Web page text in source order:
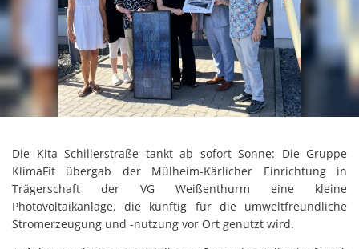
Die Kita Schillerstraße tankt ab sofort Sonne: Die Gruppe
KlimaFit übergab der Mülheim-Kärlicher Einrichtung in
Trägerschaft der VG Weißenthurm eine kleine
Photovoltaikanlage, die künftig für die umweltfreundliche
Stromerzeugung und -nutzung vor Ort genutzt wird.